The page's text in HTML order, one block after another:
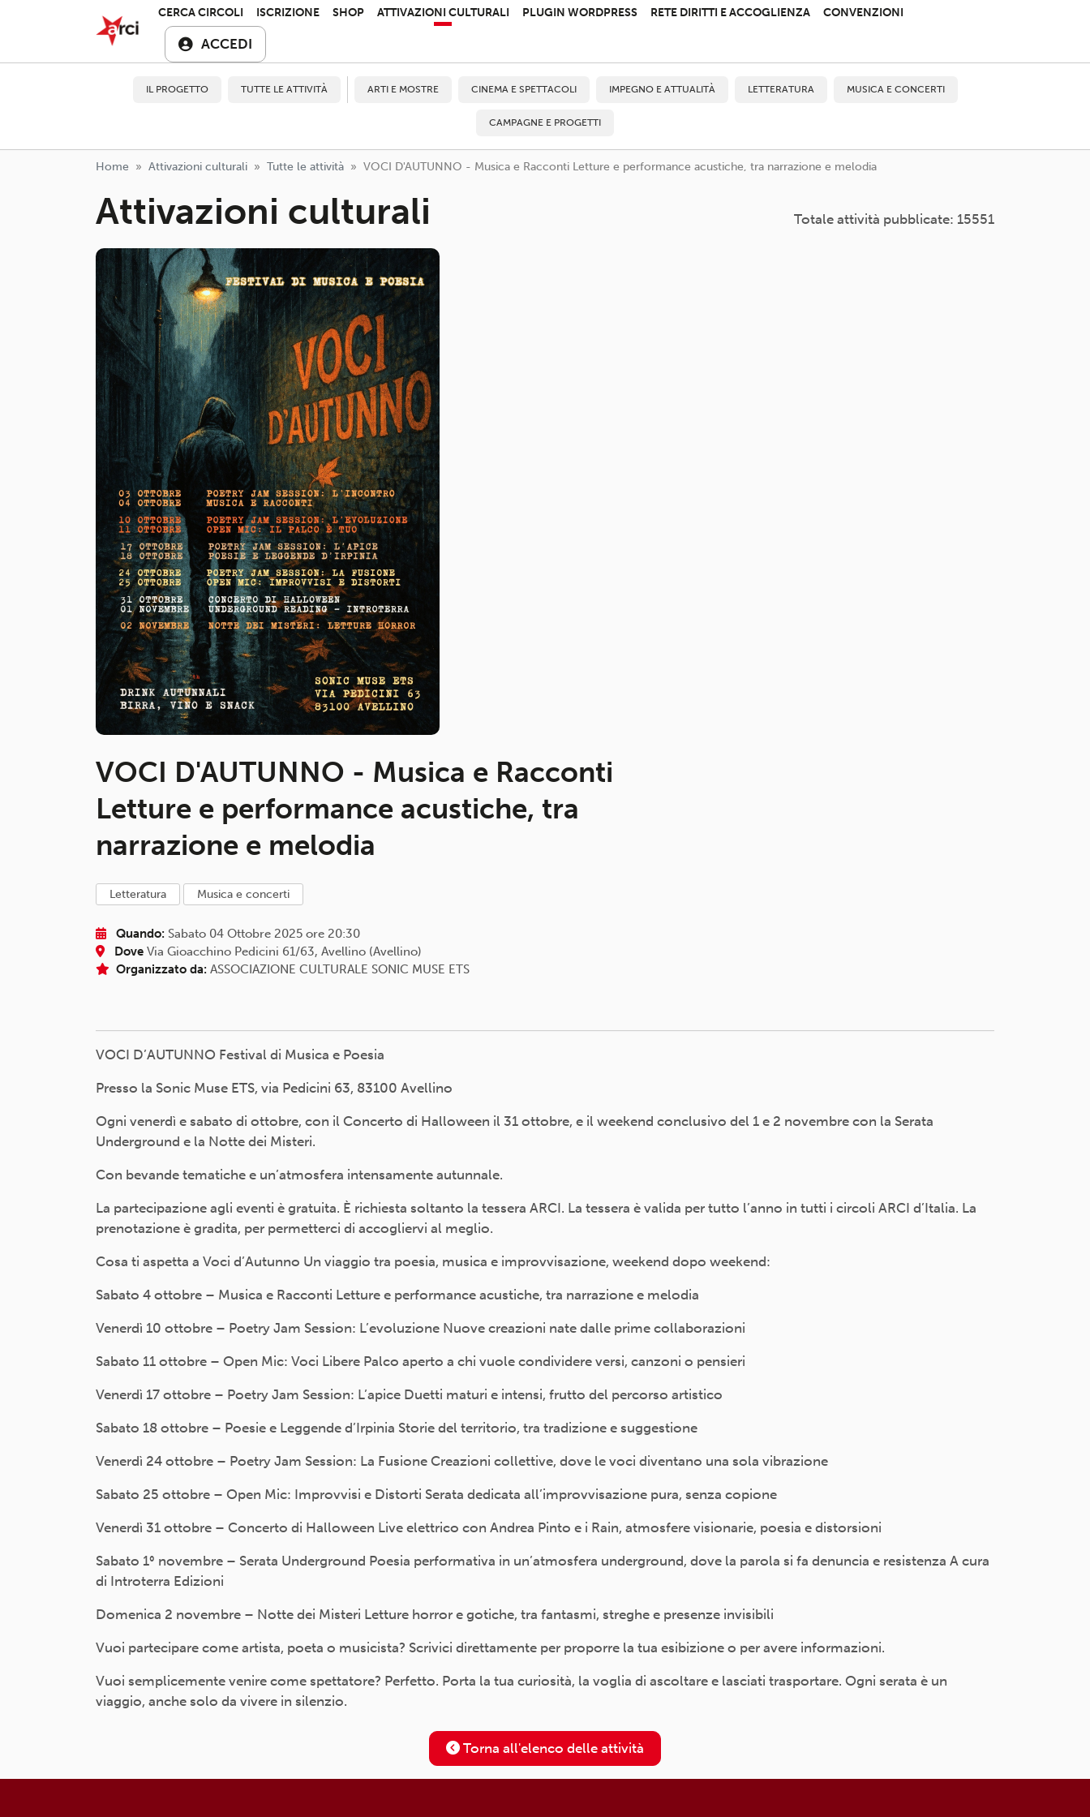
Salta al contenuto principale
ARCI APSCERCA CIRCOLI ISCRIZIONE SHOP ATTIVAZIONI CULTURALI PLUGIN WORDPRESS RETE DIRITTI E ACCOGLIENZA CONVENZIONI
ACCEDI
IL PROGETTO TUTTE LE ATTIVITÀ ARTI E MOSTRE CINEMA E SPETTACOLI IMPEGNO E ATTUALITÀ LETTERATURA MUSICA E CONCERTI
CAMPAGNE E PROGETTI
Home Attivazioni culturali Tutte le attività VOCI D'AUTUNNO - Musica e Racconti Letture e performance acustiche, tra narrazione e melodia
Attivazioni culturali Totale attività pubblicate: 15551
VOCI D'AUTUNNO - Musica e Racconti
Letture e performance acustiche, tra
narrazione e melodia
letteratura musica e concerti
Quando: Sabato 04 Ottobre 2025 ore 20:30
Dove Via Gioacchino Pedicini 61/63, Avellino (Avellino)
Organizzato da: ASSOCIAZIONE CULTURALE SONIC MUSE ETS
VOCI D’AUTUNNO Festival di Musica e Poesia
Presso la Sonic Muse ETS, via Pedicini 63, 83100 Avellino
Ogni venerdì e sabato di ottobre, con il Concerto di Halloween il 31 ottobre, e il weekend conclusivo del 1 e 2 novembre con la Serata
Underground e la Notte dei Misteri.
Con bevande tematiche e un’atmosfera intensamente autunnale.
La partecipazione agli eventi è gratuita. È richiesta soltanto la tessera ARCI. La tessera è valida per tutto l’anno in tutti i circoli ARCI d’Italia. La
prenotazione è gradita, per permetterci di accogliervi al meglio.
Cosa ti aspetta a Voci d’Autunno Un viaggio tra poesia, musica e improvvisazione, weekend dopo weekend:
Sabato 4 ottobre – Musica e Racconti Letture e performance acustiche, tra narrazione e melodia
Venerdì 10 ottobre – Poetry Jam Session: L’evoluzione Nuove creazioni nate dalle prime collaborazioni
Sabato 11 ottobre – Open Mic: Voci Libere Palco aperto a chi vuole condividere versi, canzoni o pensieri
Venerdì 17 ottobre – Poetry Jam Session: L’apice Duetti maturi e intensi, frutto del percorso artistico
Sabato 18 ottobre – Poesie e Leggende d’Irpinia Storie del territorio, tra tradizione e suggestione
Venerdì 24 ottobre – Poetry Jam Session: La Fusione Creazioni collettive, dove le voci diventano una sola vibrazione
Sabato 25 ottobre – Open Mic: Improvvisi e Distorti Serata dedicata all’improvvisazione pura, senza copione
Venerdì 31 ottobre – Concerto di Halloween Live elettrico con Andrea Pinto e i Rain, atmosfere visionarie, poesia e distorsioni
Sabato 1° novembre – Serata Underground Poesia performativa in un’atmosfera underground, dove la parola si fa denuncia e resistenza A cura
di Introterra Edizioni
Domenica 2 novembre – Notte dei Misteri Letture horror e gotiche, tra fantasmi, streghe e presenze invisibili
Vuoi partecipare come artista, poeta o musicista? Scrivici direttamente per proporre la tua esibizione o per avere informazioni.
Vuoi semplicemente venire come spettatore? Perfetto. Porta la tua curiosità, la voglia di ascoltare e lasciati trasportare. Ogni serata è un
viaggio, anche solo da vivere in silenzio.
Torna all'elenco delle attività